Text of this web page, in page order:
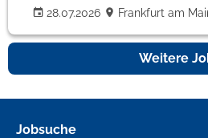
28.07.2026
Frankfurt am
Weitere
Jobsuche